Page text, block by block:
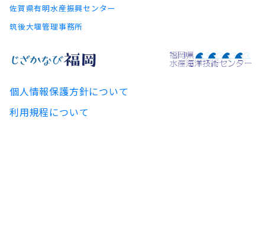
佐賀県有明水産振興センター
筑後大堰管理事務所
個人情報保護方針について
利用規程について